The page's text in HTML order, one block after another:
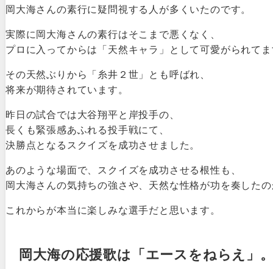
岡大海さんの素行に疑問視する人が多くいたのです。
実際に岡大海さんの素行はそこまで悪くなく、
プロに入ってからは「天然キャラ」として可愛がられて
その天然ぶりから「糸井２世」とも呼ばれ、
将来が期待されています。
昨日の試合では大谷翔平と岸投手の、
長くも緊張感あふれる投手戦にて、
決勝点となるスクイズを成功させました。
あのような場面で、スクイズを成功させる根性も、
岡大海さんの気持ちの強さや、天然な性格が功を奏した
これからが本当に楽しみな選手だと思います。
岡大海の応援歌は「エースをねらえ」